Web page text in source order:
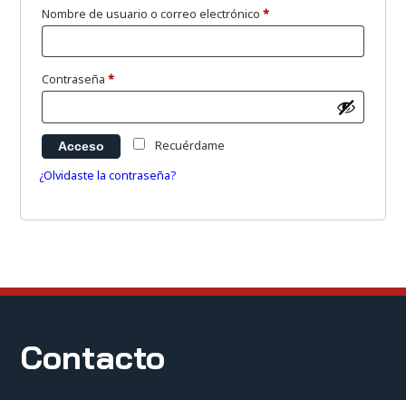
Contacto
Nombre de usuario o correo electrónico*Obligatorio
Contraseña*Obligatorio
Recuérdame
Acceso
¿Olvidaste la contraseña?
Contacto